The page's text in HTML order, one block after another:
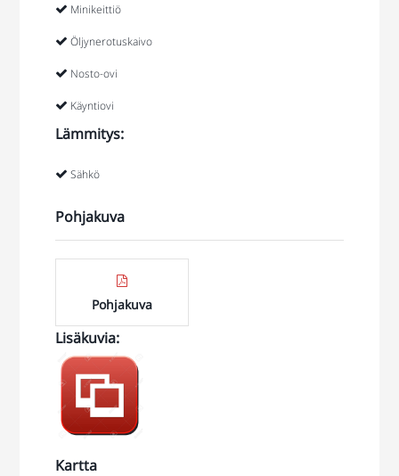
Minikeittiö
Öljynerotuskaivo
Nosto-ovi
Käyntiovi
Lämmitys:
Sähkö
Pohjakuva
Pohjakuva
Lisäkuvia:
https://jonne.smugmug.com/Toimitilat/
8-300/i-
vZc9cws
Kartta